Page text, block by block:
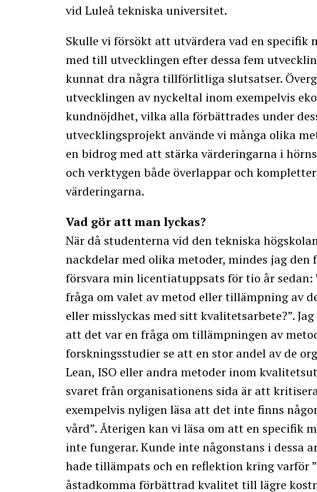
vid Luleå tekniska universitet.
Skulle vi försökt att utvärdera vad en specifik
med till utvecklingen efter dessa fem
kunnat dra några tillförlitliga slutsatser.
utvecklingen av nyckeltal inom exempelvis
kundnöjdhet, vilka alla förbättrades under
utvecklingsprojekt använde vi många olika
en bidrog med att stärka värderingarna i
och verktygen både överlappar och
värderingarna.
Vad gör att man lyckas?
När då studenterna vid den tekniska
nackdelar med olika metoder, mindes jag
försvara min licentiatuppsats för tio år
fråga om valet av metod eller tillämpning av
eller misslyckas med sitt kvalitetsarbete?”.
att det var en fråga om tillämpningen av
forskningsstudier se att en stor andel av de
Lean, ISO eller andra metoder inom
svaret från organisationens sida är att
exempelvis nyligen läsa att det inte finns
vård”. Återigen kan vi läsa om att en specifik
inte fungerar. Kunde inte någonstans i dessa
hade tillämpats och en reflektion kring varför
åstadkomma förbättrad kvalitet till lägre